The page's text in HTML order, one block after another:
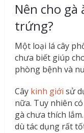
Nên cho gà
trứng?
Một loại lá cây
chưa biết giúp
phòng bệnh và
Cây kinh giới sử
nữa. Tuy nhiên
gà chưa thích
dù tác dụng rất